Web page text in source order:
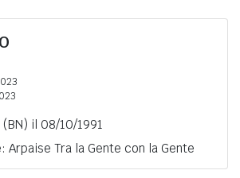
il 08/10/1991
Arpaise Tra la Gente con la Gente